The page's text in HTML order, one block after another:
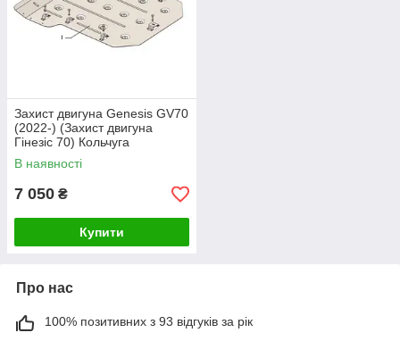
Захист двигуна Genesis GV70
(2022-) (Захист двигуна
Гінезіс 70) Кольчуга
В наявності
7 050 ₴
Купити
Про нас
100% позитивних з 93 відгуків за рік